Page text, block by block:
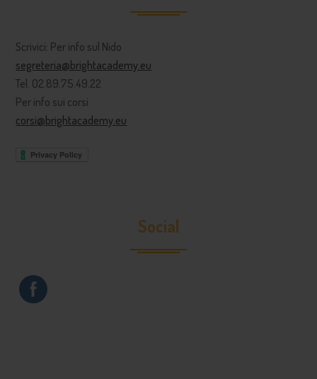
Scrivici: Per info sul Nido
segreteria@brightacademy.eu
Tel. 02.89.75.49.22
Per info sui corsi
corsi@brightacademy.eu
Social